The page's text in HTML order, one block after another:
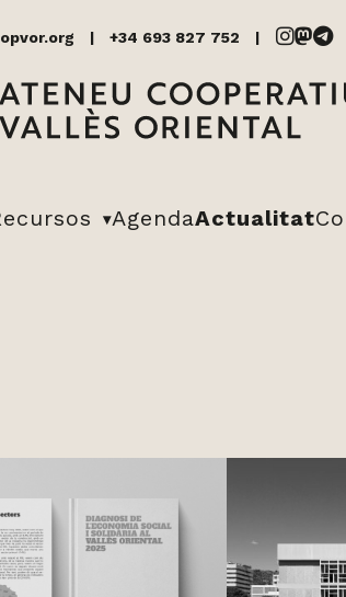
+34 693 827 752
AgendaActualitat